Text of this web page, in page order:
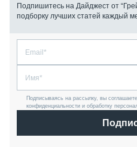
Подпишитесь на Дайджест от
подборку лучших статей каждый
Подписываясь на рассылку, вы
конфиденциальности и обработку